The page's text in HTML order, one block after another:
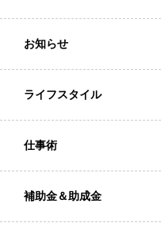
お知らせ
ライフスタイル
仕事術
補助金＆助成金